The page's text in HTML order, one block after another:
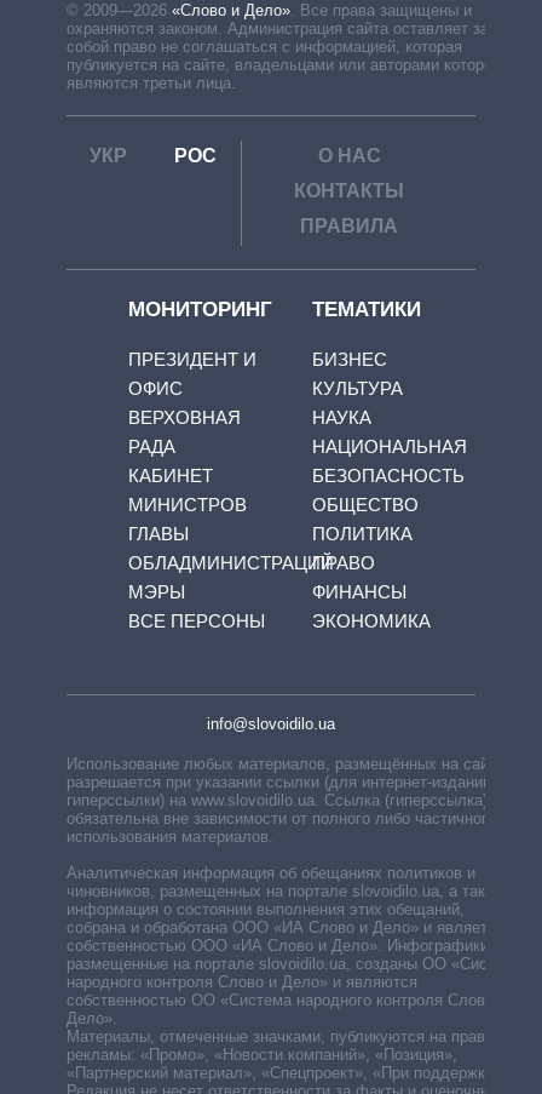
© 2009—2026 «Слово и Дело». Все права защищены и
охраняются законом. Администрация сайта оставляет за
собой право не соглашаться с информацией, которая
публикуется на сайте, владельцами или авторами которой
являются третьи лица.
УКР РОС
О НАС
КОНТАКТЫ
ПРАВИЛА
МОНИТОРИНГ
ПРЕЗИДЕНТ И
ОФИС
ВЕРХОВНАЯ
РАДА
КАБИНЕТ
МИНИСТРОВ
ГЛАВЫ
ОБЛАДМИНИСТРАЦИЙ
МЭРЫ
ВСЕ ПЕРСОНЫ
ТЕМАТИКИ
БИЗНЕС
КУЛЬТУРА
НАУКА
НАЦИОНАЛЬНАЯ
БЕЗОПАСНОСТЬ
ОБЩЕСТВО
ПОЛИТИКА
ПРАВО
ФИНАНСЫ
ЭКОНОМИКА
info@slovoidilo.ua
Использование любых материалов, размещённых на сайте,
разрешается при указании ссылки (для интернет-изданий —
гиперссылки) на www.slovoidilo.ua. Ссылка (гиперссылка)
обязательна вне зависимости от полного либо частичного
использования материалов.
Аналитическая информация об обещаниях политиков и
чиновников, размещенных на портале slovoidilo.ua, а также
информация о состоянии выполнения этих обещаний,
собрана и обработана ООО «ИА Слово и Дело» и является
собственностью ООО «ИА Слово и Дело». Инфографики,
размещенные на портале slovoidilo.ua, созданы ОО «Система
народного контроля Слово и Дело» и являются
собственностью ОО «Система народного контроля Слово и
Дело».
Материалы, отмеченные значками, публикуются на правах
рекламы: «Промо», «Новости компаний», «Позиция»,
«Партнерский материал», «Спецпроект», «При поддержке».